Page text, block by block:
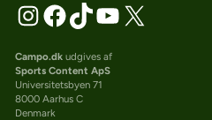
Campo.dkudgives af
Sports Content ApS
Universitetsbyen 71
8000 Aarhus C
Denmark